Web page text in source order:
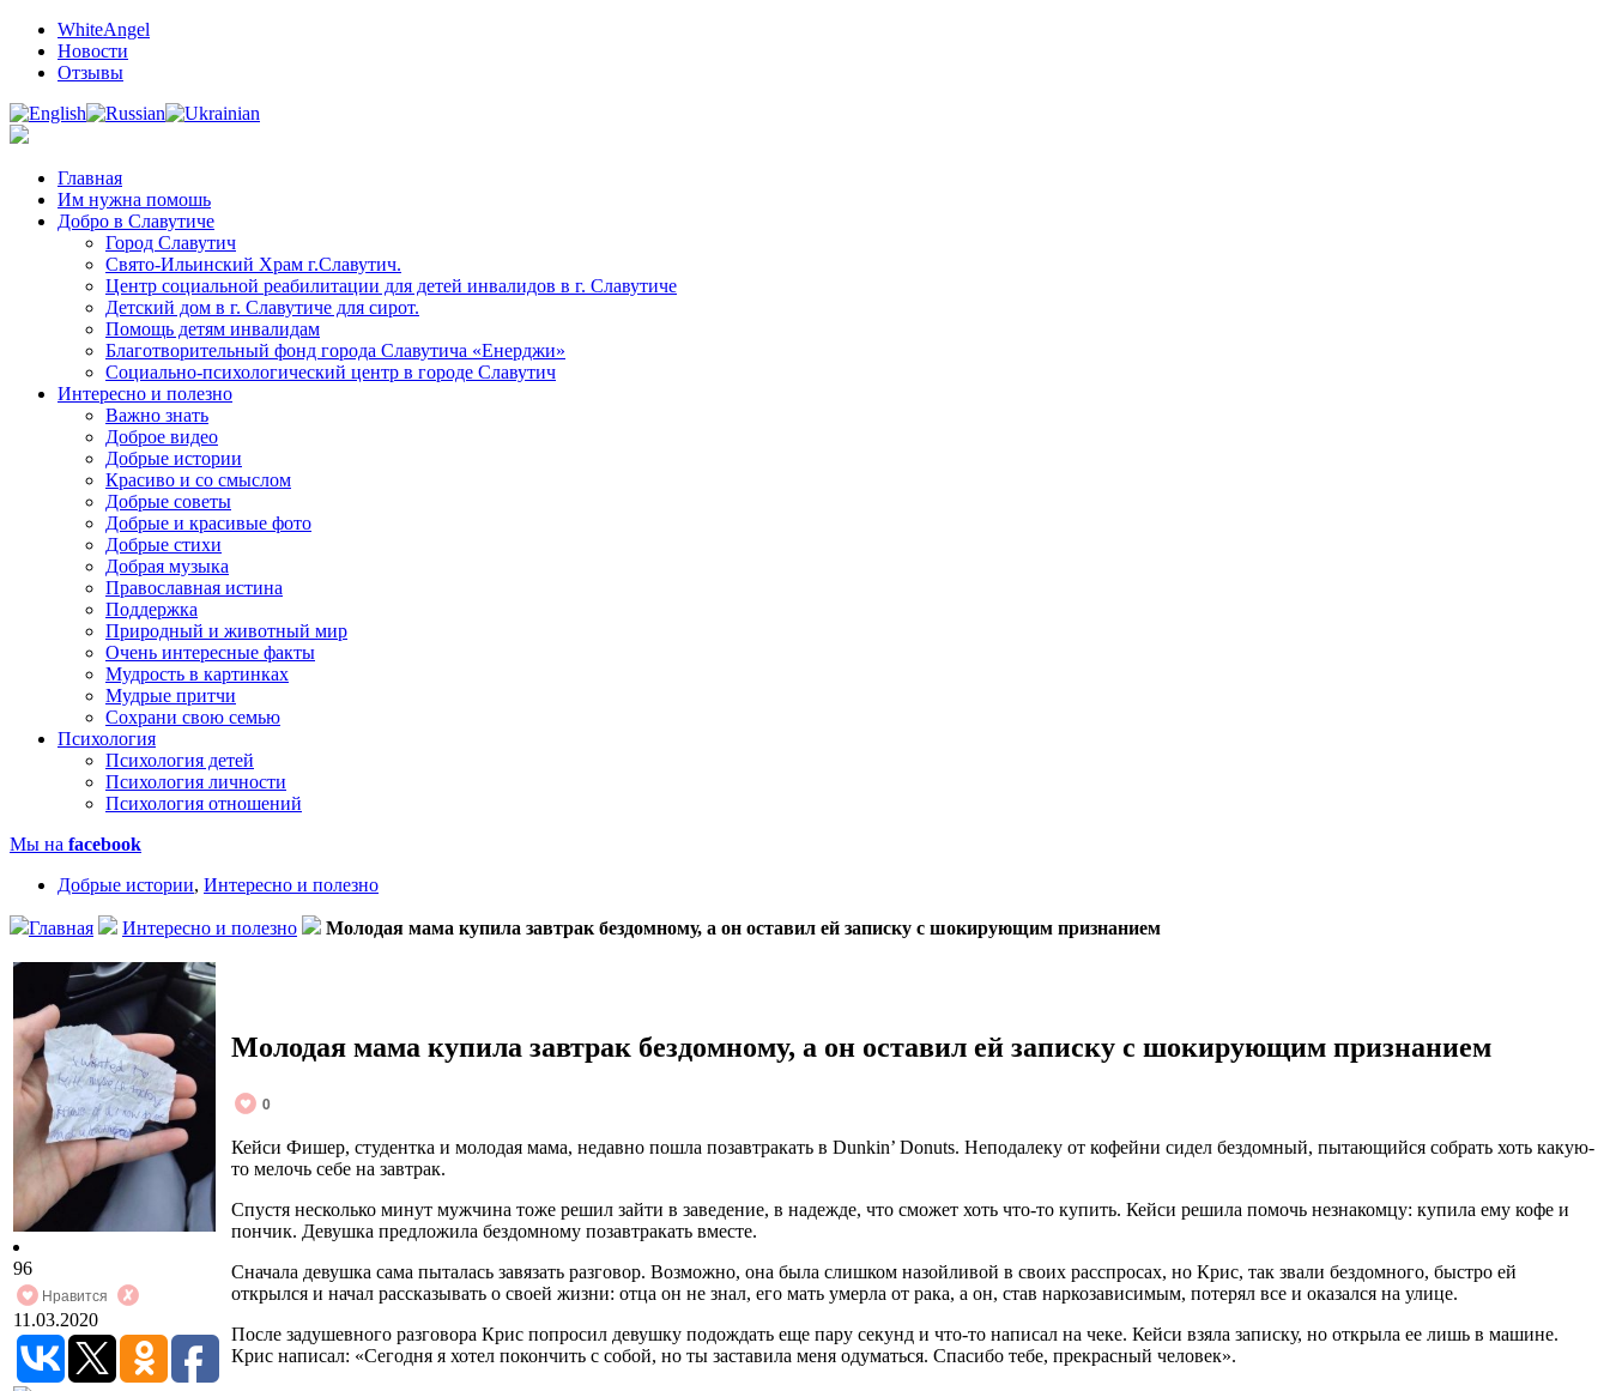
Мир добрых дел и полезной информации
WhiteAngel
Новости
Отзывы
Главная
Им нужна помошь
Добро в Славутиче
Город Славутич
Свято-Ильинский Храм г.Славутич.
Центр социальной реабилитации для детей инвалидов в г. Славутиче
Детский дом в г. Славутиче для сирот.
Помощь детям инвалидам
Благотворительный фонд города Славутича «Енерджи»
Социально-психологический центр в городе Славутич
Интересно и полезно
Важно знать
Доброе видео
Добрые истории
Красиво и со смыслом
Добрые советы
Добрые и красивые фото
Добрые стихи
Добрая музыка
Православная истина
Поддержка
Природный и животный мир
Очень интересные факты
Мудрость в картинках
Мудрые притчи
Сохрани свою семью
Психология
Психология детей
Психология личности
Психология отношений
Мы на facebook
Добрые истории, Интересно и полезно
Главная Интересно и полезно Молодая мама купила завтрак бездомному, а он оставил ей записку с шокирующим признанием
96
Нравится
11.03.2020
Молодая мама купила завтрак бездомному, а он оставил ей записку с шокирующим признанием
0
Кейси Фишер, студентка и молодая мама, недавно пошла позавтракать в Dunkin’ Donuts. Неподалеку от кофейни сидел бездомный, пытающийся собрать хоть какую-
то мелочь себе на завтрак.
Спустя несколько минут мужчина тоже решил зайти в заведение, в надежде, что сможет хоть что-то купить. Кейси решила помочь незнакомцу: купила ему кофе и
пончик. Девушка предложила бездомному позавтракать вместе.
Сначала девушка сама пыталась завязать разговор. Возможно, она была слишком назойливой в своих расспросах, но Крис, так звали бездомного, быстро ей
открылся и начал рассказывать о своей жизни: отца он не знал, его мать умерла от рака, а он, став наркозависимым, потерял все и оказался на улице.
После задушевного разговора Крис попросил девушку подождать еще пару секунд и что-то написал на чеке. Кейси взяла записку, но открыла ее лишь в машине.
Крис написал: «Сегодня я хотел покончить с собой, но ты заставила меня одуматься. Спасибо тебе, прекрасный человек».